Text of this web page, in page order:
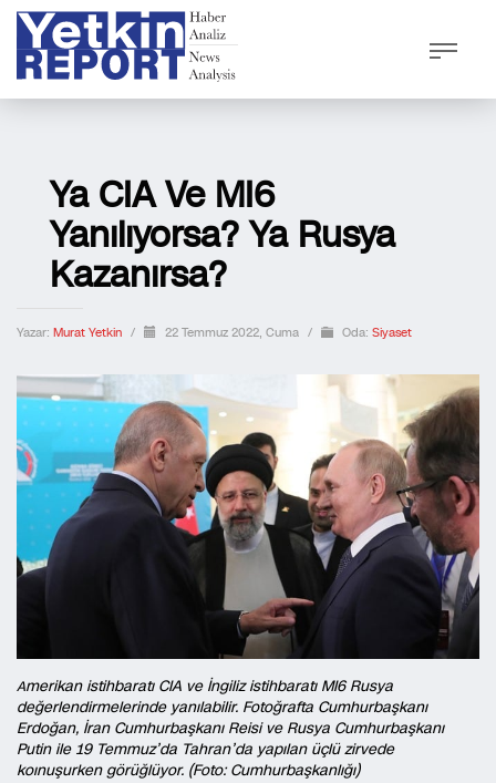
Ya CIA Ve MI6
Yanılıyorsa? Ya Rusya
Kazanırsa?
Yazar: Murat Yetkin / 22 Temmuz 2022, Cuma / Oda: Siyaset
Amerikan istihbaratı CIA ve İngiliz istihbaratı MI6 Rusya
değerlendirmelerinde yanılabilir. Fotoğrafta Cumhurbaşkanı
Erdoğan, İran Cumhurbaşkanı Reisi ve Rusya Cumhurbaşkanı
Putin ile 19 Temmuz’da Tahran’da yapılan üçlü zirvede
koınuşurken görüğlüyor. (Foto: Cumhurbaşkanlığı)